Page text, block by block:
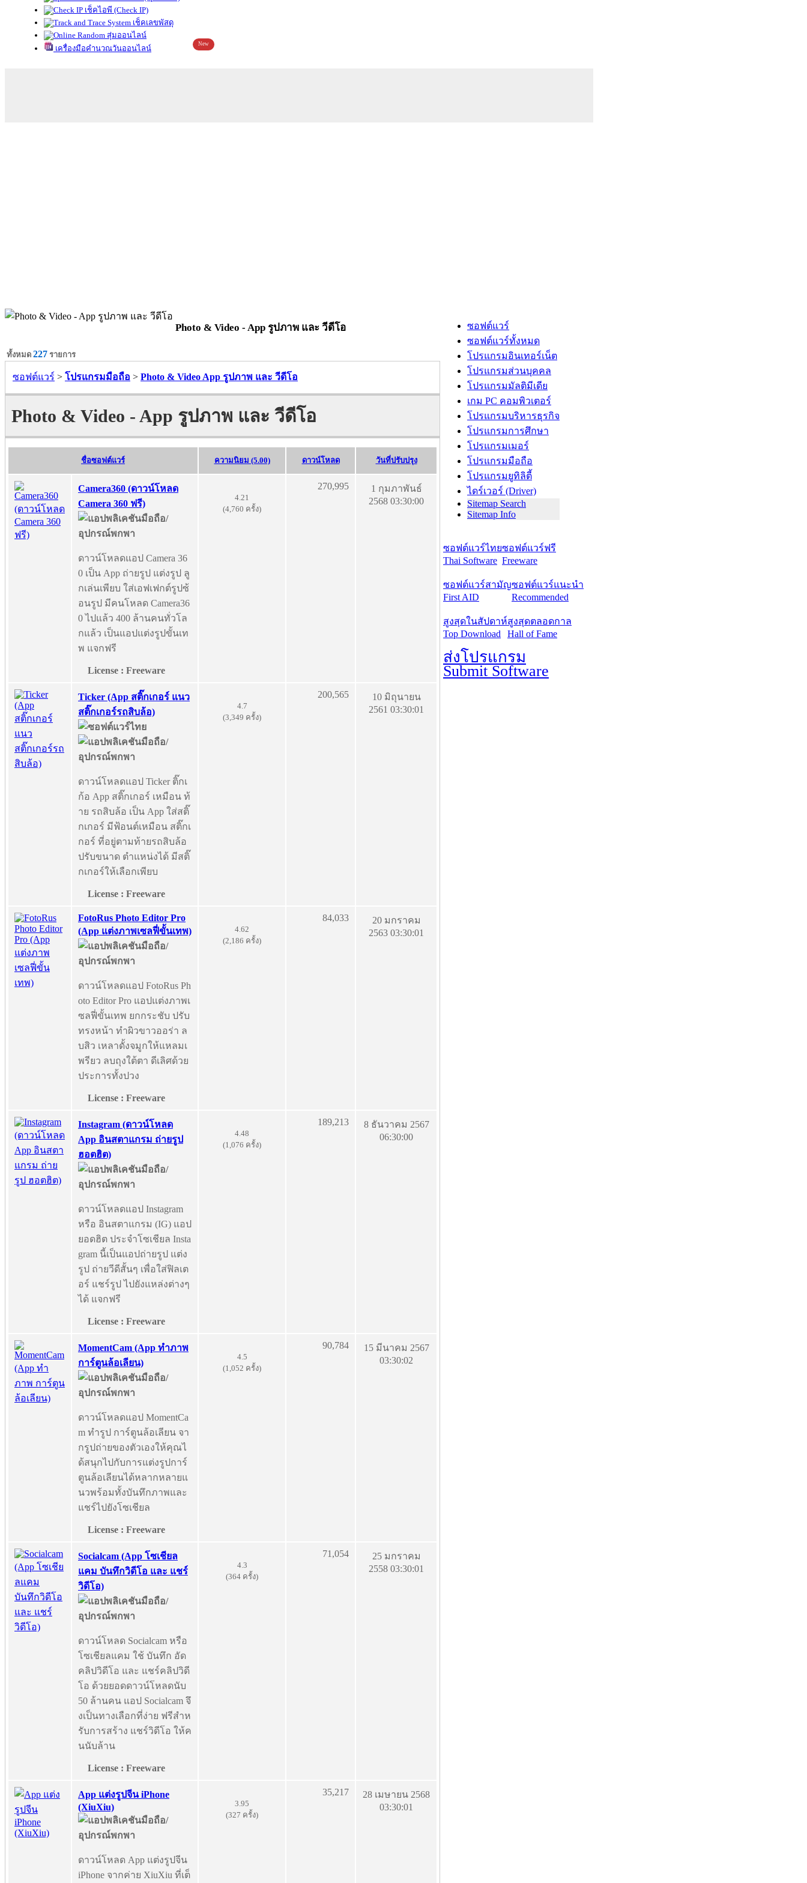
เช็คไอพี (Check IP)
เช็คเลขพัสดุ
สุ่มออนไลน์
เครื่องมือคำนวณวันออนไลน์
New
Photo & Video - App รูปภาพ และ วีดีโอ
ทั้งหมด 227 รายการ
ซอฟต์แวร์ > โปรแกรมมือถือ > Photo & Video App รูปภาพ และ วีดีโอ
Photo & Video - App รูปภาพ และ วีดีโอ
ชื่อซอฟต์แวร์ ความนิยม (5.00) ดาวน์โหลด วันที่ปรับปรุง
Camera360 (ดาวน์โหลด
Camera 360 ฟรี)
ดาวน์โหลดแอป Camera 36
0 เป็น App ถ่ายรูป แต่งรูป ลู
กเล่นเพียบ ใส่เอฟเฟกต์รูปซ้
อนรูป มีคนโหลด Camera36
0 ไปแล้ว 400 ล้านคนทั่วโล
กแล้ว เป็นแอปแต่งรูปขั้นเท
พ แจกฟรี
License : Freeware
4.21
(4,760 ครั้ง)
270,995
1 กุมภาพันธ์
2568 03:30:00
Ticker (App สติ๊กเกอร์ แนว
สติ๊กเกอร์รถสิบล้อ)
ดาวน์โหลดแอป Ticker ติ๊กเ
ก้อ App สติ๊กเกอร์ เหมือน ท้
าย รถสิบล้อ เป็น App ใส่สติ๊
กเกอร์ มีฟ้อนต์เหมือน สติ๊กเ
กอร์ ที่อยู่ตามท้ายรถสิบล้อ
ปรับขนาด ตำแหน่งได้ มีสติ๊
กเกอร์ให้เลือกเพียบ
License : Freeware
4.7
(3,349 ครั้ง)
200,565
10 มิถุนายน
2561 03:30:01
FotoRus Photo Editor Pro
(App แต่งภาพเซลฟี่ขั้นเทพ)
ดาวน์โหลดแอป FotoRus Ph
oto Editor Pro แอปแต่งภาพเ
ซลฟี่ขั้นเทพ ยกกระชับ ปรับ
ทรงหน้า ทำผิวขาวออร่า ล
บสิว เหลาดั้งจมูกให้แหลมเ
พรียว ลบถุงใต้ตา ดีเลิศด้วย
ประการทั้งปวง
License : Freeware
4.62
(2,186 ครั้ง)
84,033
20 มกราคม
2563 03:30:01
Instagram (ดาวน์โหลด
App อินสตาแกรม ถ่ายรูป
ฮอตฮิต)
ดาวน์โหลดแอป Instagram
หรือ อินสตาแกรม (IG) แอป
ยอดฮิต ประจำโซเชียล Insta
gram นี้เป็นแอปถ่ายรูป แต่ง
รูป ถ่ายวีดีสั้นๆ เพื่อใส่ฟิลเต
อร์ แชร์รูป ไปยังแหล่งต่างๆ
ได้ แจกฟรี
License : Freeware
4.48
(1,076 ครั้ง)
189,213
8 ธันวาคม 2567
06:30:00
MomentCam (App ทำภาพ
การ์ตูนล้อเลียน)
ดาวน์โหลดแอป MomentCa
m ทำรูป การ์ตูนล้อเลียน จา
กรูปถ่ายของตัวเองให้คุณไ
ด้สนุกไปกับการแต่งรูปการ์
ตูนล้อเลียนได้หลากหลายแ
นวพร้อมทั้งบันทึกภาพและ
แชร์ไปยังโซเชียล
License : Freeware
4.5
(1,052 ครั้ง)
90,784
15 มีนาคม 2567
03:30:02
Socialcam (App โซเชียล
แคม บันทึกวิดีโอ และ แชร์
วิดีโอ)
ดาวน์โหลด Socialcam หรือ
โซเชียลแคม ใช้ บันทึก อัด
คลิปวิดีโอ และ แชร์คลิปวิดี
โอ ด้วยยอดดาวน์โหลดนับ
50 ล้านคน แอป Socialcam จึ
งเป็นทางเลือกที่ง่าย ฟรีสำห
รับการสร้าง แชร์วิดีโอ ให้ค
นนับล้าน
License : Freeware
4.3
(364 ครั้ง)
71,054
25 มกราคม
2558 03:30:01
App แต่งรูปจีน iPhone
(XiuXiu)
ดาวน์โหลด App แต่งรูปจีน
iPhone จากค่าย XiuXiu ที่เต็
3.95
(327 ครั้ง)
35,217
28 เมษายน 2568
03:30:01
ซอฟต์แวร์
ซอฟต์แวร์ทั้งหมด
โปรแกรมอินเทอร์เน็ต
โปรแกรมส่วนบุคคล
โปรแกรมมัลติมีเดีย
เกม PC คอมพิวเตอร์
โปรแกรมบริหารธุรกิจ
โปรแกรมการศึกษา
โปรแกรมเมอร์
โปรแกรมมือถือ
โปรแกรมยูทิลิตี้
ไดร์เวอร์ (Driver)
Sitemap Search
Sitemap Info
ซอฟต์แวร์ไทย
Thai Software
ซอฟต์แวร์ฟรี
Freeware
ซอฟต์แวร์สามัญ
First AID
ซอฟต์แวร์แนะนำ
Recommended
สูงสุดในสัปดาห์
Top Download
สูงสุดตลอดกาล
Hall of Fame
ส่งโปรแกรม
Submit Software